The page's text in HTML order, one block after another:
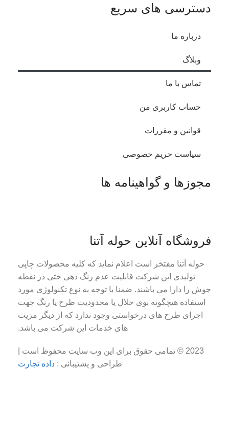
دسترسی های سریع
درباره ما
وبلاگ
تماس با ما
حساب کاربری من
قوانین و مقررات
سیاست حریم خصوصی
مجوزها و گواهینامه ها
فروشگاه آنلاین حوله آتنا
حوله آتنا مفتخر است اعلام نماید که کلیه محصولات چاپی
تولیدی این شرکت قابلیت عدم رنگ دهی حتی در نقطه
جوش را دارا می باشند. ضمنا با توجه به نوع تکنولوژی مورد
استفاده هیچگونه بوی حلال یا محدودیت طرح یا رنگ جهت
اجرای طرح های درخواستی وجود ندارد که از دیگر مزیت
های خدمات این شرکت می باشد.
2023 © تمامی حقوق برای این وب سایت محفوظ است |
طراحی و پشتیبانی : داده تجارت